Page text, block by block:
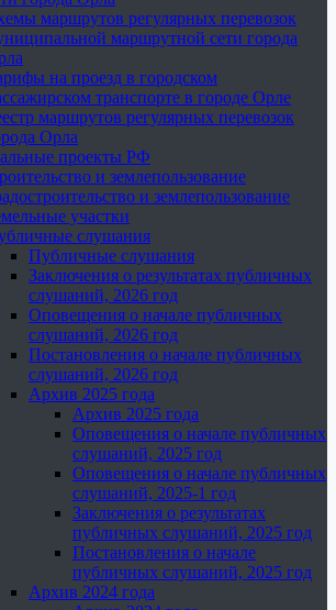
маршрутов регулярных перевозок
маршрутной сети города
на проезд в городском
транспорте в городе Орле
маршрутов регулярных перевозок
Орла
проекты РФ
и землепользование
и землепользование
участки
слушания
Публичные слушания
Заключения о результатах публичных
слушаний, 2026 год
Оповещения о начале публичных
слушаний, 2026 год
Постановления о начале публичных
слушаний, 2026 год
Архив 2025 года
Архив 2025 года
Оповещения о начале публичных
слушаний, 2025 год
Оповещения о начале публичных
слушаний, 2025-1 год
Заключения о результатах
публичных слушаний, 2025 год
Постановления о начале
публичных слушаний, 2025 год
Архив 2024 года